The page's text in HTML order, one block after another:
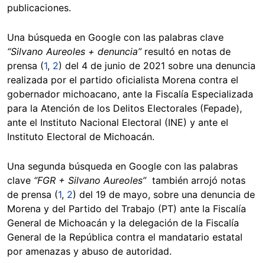
publicaciones.
Una búsqueda en Google con las palabras clave
“Silvano Aureoles + denuncia” resultó en notas de
prensa (1, 2) del 4 de junio de 2021 sobre una denuncia
realizada por el partido oficialista Morena contra el
gobernador michoacano, ante la Fiscalía Especializada
para la Atención de los Delitos Electorales (Fepade),
ante el Instituto Nacional Electoral (INE) y ante el
Instituto Electoral de Michoacán.
Una segunda búsqueda en Google con las palabras
clave “FGR + Silvano Aureoles”también arrojó notas
de prensa (1, 2) del 19 de mayo, sobre una denuncia de
Morena y del Partido del Trabajo (PT) ante la Fiscalía
General de Michoacán y la delegación de la Fiscalía
General de la República contra el mandatario estatal
por amenazas y abuso de autoridad.